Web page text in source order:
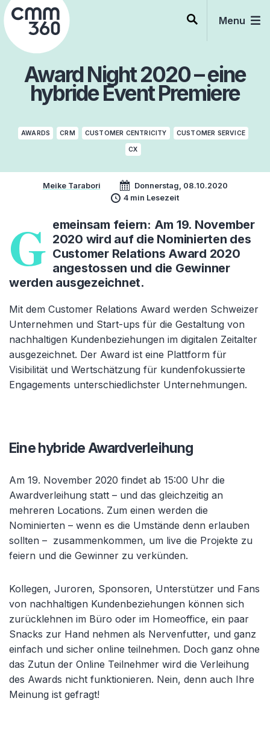
Skip
to
content
Menu
Award Night 2020 – eine
hybride Event Premiere
AWARDS CRM CUSTOMER CENTRICITY CUSTOMER SERVICE
CX
Meike Tarabori
Donnerstag, 08.10.2020
4 min Lesezeit
G emeinsam feiern: Am 19. November
2020 wird auf die Nominierten des
Customer Relations Award 2020
angestossen und die Gewinner
werden ausgezeichnet.
Mit dem Customer Relations Award werden Schweizer
Unternehmen und Start-ups für die Gestaltung von
nachhaltigen Kundenbeziehungen im digitalen Zeitalter
ausgezeichnet. Der Award ist eine Plattform für
Visibilität und Wertschätzung für kundenfokussierte
Engagements unterschiedlichster Unternehmungen.
Eine hybride Awardverleihung
Am 19. November 2020 findet ab 15:00 Uhr die
Awardverleihung statt – und das gleichzeitig an
mehreren Locations. Zum einen werden die
Nominierten – wenn es die Umstände denn erlauben
sollten – zusammenkommen, um live die Projekte zu
feiern und die Gewinner zu verkünden.
Kollegen, Juroren, Sponsoren, Unterstützer und Fans
von nachhaltigen Kundenbeziehungen können sich
zurücklehnen im Büro oder im Homeoffice, ein paar
Snacks zur Hand nehmen als Nervenfutter, und ganz
einfach und sicher online teilnehmen. Doch ganz ohne
das Zutun der Online Teilnehmer wird die Verleihung
des Awards nicht funktionieren. Nein, denn auch Ihre
Meinung ist gefragt!